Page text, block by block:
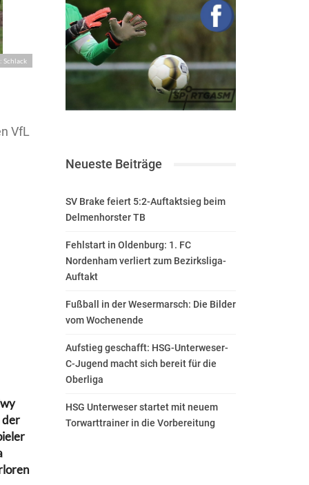
Schlack
VfL
der
Neueste Beiträge
SV Brake feiert 5:2-Auftaktsieg beim
Delmenhorster TB
Fehlstart in Oldenburg: 1. FC
Nordenham verliert zum Bezirksliga-
Auftakt
Fußball in der Wesermarsch: Die Bilder
vom Wochenende
Aufstieg geschafft: HSG-Unterweser-
C-Jugend macht sich bereit für die
Oberliga
HSG Unterweser startet mit neuem
Torwarttrainer in die Vorbereitung